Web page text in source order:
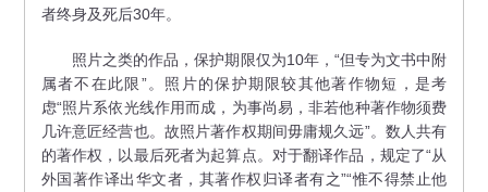
者终身及死后30年。
照片之类的作品，保护期限仅为10年，“但专为文书中附
属者不在此限”。照片的保护期限较其他著作物短，是考
虑“照片系依光线作用而成，为事尚易，非若他种著作物须费
几许意匠经营也。故照片著作权期间毋庸规久远”。数人共有
的著作权，以最后死者为起算点。对于翻译作品，规定了“从
外国著作译出华文者，其著作权归译者有之”“惟不得禁止他